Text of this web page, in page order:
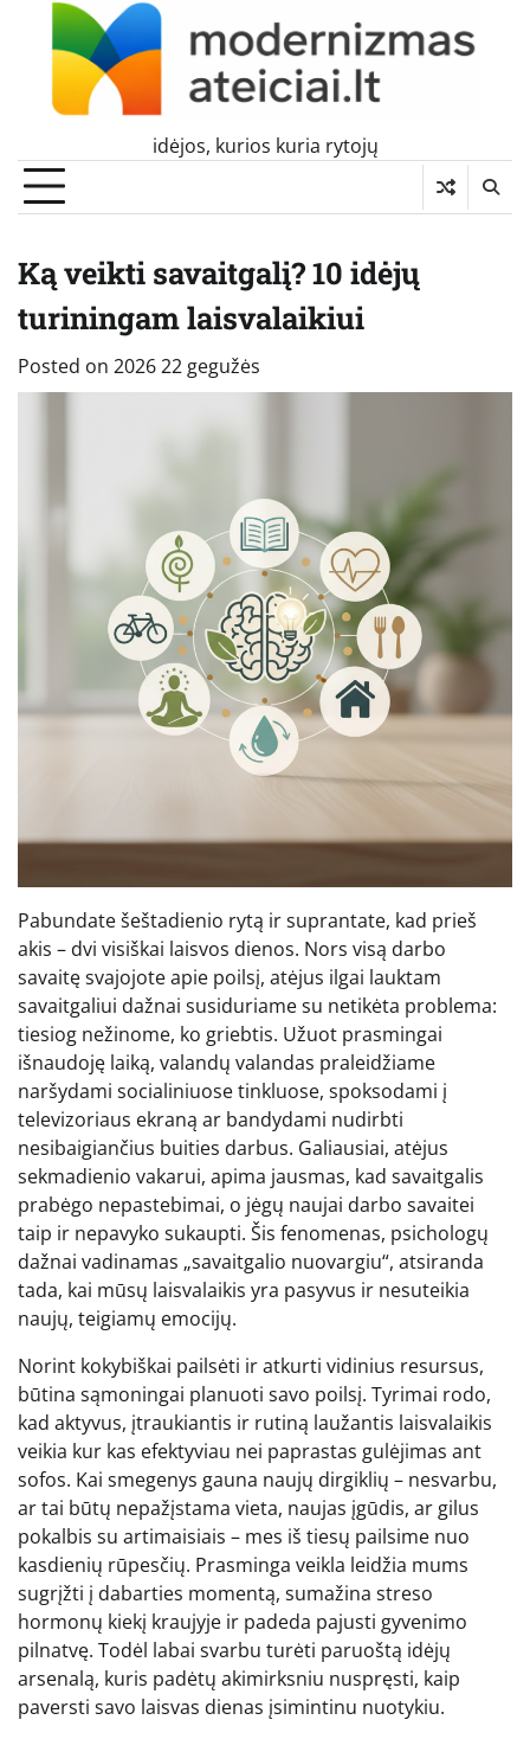
content
idėjos, kurios kuria rytojų
Ką veikti savaitgalį? 10 idėjų
turiningam laisvalaikiui
Posted on 2026 22 gegužės
Pabundate šeštadienio rytą ir suprantate, kad prieš
akis – dvi visiškai laisvos dienos. Nors visą darbo
savaitę svajojote apie poilsį, atėjus ilgai lauktam
savaitgaliui dažnai susiduriame su netikėta problema:
tiesiog nežinome, ko griebtis. Užuot prasmingai
išnaudoję laiką, valandų valandas praleidžiame
naršydami socialiniuose tinkluose, spoksodami į
televizoriaus ekraną ar bandydami nudirbti
nesibaigiančius buities darbus. Galiausiai, atėjus
sekmadienio vakarui, apima jausmas, kad savaitgalis
prabėgo nepastebimai, o jėgų naujai darbo savaitei
taip ir nepavyko sukaupti. Šis fenomenas, psichologų
dažnai vadinamas „savaitgalio nuovargiu“, atsiranda
tada, kai mūsų laisvalaikis yra pasyvus ir nesuteikia
naujų, teigiamų emocijų.
Norint kokybiškai pailsėti ir atkurti vidinius resursus,
būtina sąmoningai planuoti savo poilsį. Tyrimai rodo,
kad aktyvus, įtraukiantis ir rutiną laužantis laisvalaikis
veikia kur kas efektyviau nei paprastas gulėjimas ant
sofos. Kai smegenys gauna naujų dirgiklių – nesvarbu,
ar tai būtų nepažįstama vieta, naujas įgūdis, ar gilus
pokalbis su artimaisiais – mes iš tiesų pailsime nuo
kasdienių rūpesčių. Prasminga veikla leidžia mums
sugrįžti į dabarties momentą, sumažina streso
hormonų kiekį kraujyje ir padeda pajusti gyvenimo
pilnatvę. Todėl labai svarbu turėti paruoštą idėjų
arsenalą, kuris padėtų akimirksniu nuspręsti, kaip
paversti savo laisvas dienas įsimintinu nuotykiu.